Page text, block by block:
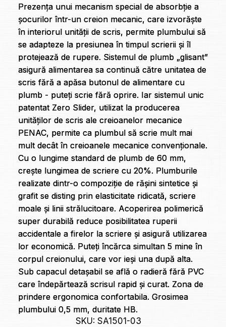
Prezența unui mecanism special de absorbție a
șocurilor într-un creion mecanic, care izvorăște
în interiorul unității de scris, permite plumbului să
se adapteze la presiunea în timpul scrierii și îl
protejează de rupere. Sistemul de plumb „glisant”
asigură alimentarea sa continuă către unitatea de
scris fără a apăsa butonul de alimentare cu
plumb - puteți scrie fără oprire. Iar sistemul unic
patentat Zero Slider, utilizat la producerea
unităților de scris ale creioanelor mecanice
PENAC, permite ca plumbul să scrie mult mai
mult decât în creioanele mecanice convenționale.
Cu o lungime standard de plumb de 60 mm,
crește lungimea de scriere cu 20%. Plumburile
realizate dintr-o compoziție de rășini sintetice și
grafit se disting prin elasticitate ridicată, scriere
moale și linii strălucitoare. Acoperirea polimerică
super durabilă reduce posibilitatea ruperii
accidentale a firelor la scriere și asigură utilizarea
lor economică. Puteți încărca simultan 5 mine în
corpul creionului, care vor ieși una după alta.
Sub capacul detașabil se află o radieră fără PVC
care îndepărtează scrisul rapid și curat. Zona de
prindere ergonomica confortabila. Grosimea
plumbului 0,5 mm, duritate HB.
SKU: SA1501-03